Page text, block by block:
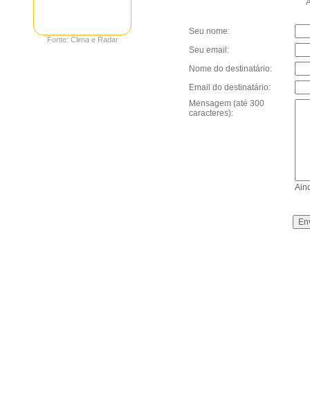
Fonte: Clima e Radar
Seu nome:
Seu email:
Nome do destinatário:
Email do destinatário:
Mensagem (até 300
caracteres):